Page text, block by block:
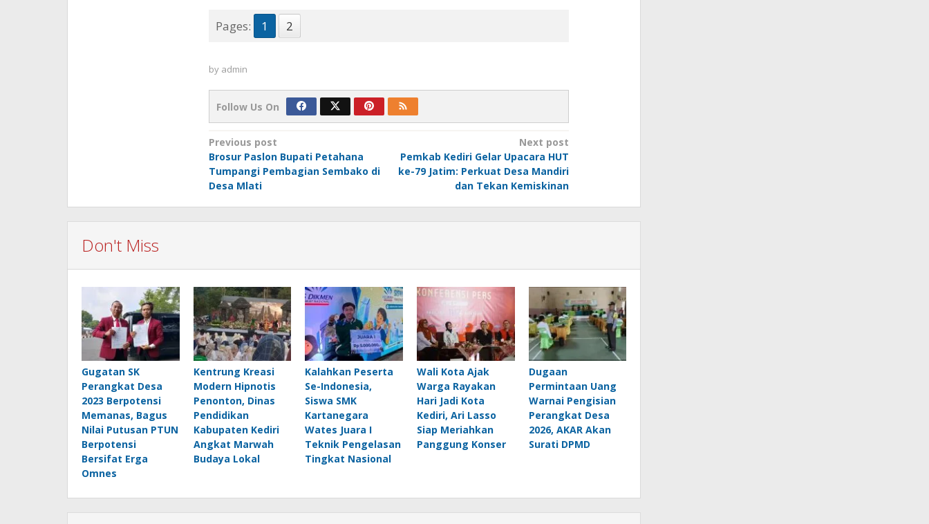
Pages: 1 2
by admin
Follow Us On
Post
navigation
Previous post
Brosur Paslon Bupati Petahana
Tumpangi Pembagian Sembako di
Desa Mlati
Next post
Pemkab Kediri Gelar Upacara HUT
ke-79 Jatim: Perkuat Desa Mandiri
dan Tekan Kemiskinan
Don't Miss
Gugatan SK
Perangkat Desa
2023 Berpotensi
Memanas, Bagus
Nilai Putusan PTUN
Berpotensi
Bersifat Erga
Omnes
Kentrung Kreasi
Modern Hipnotis
Penonton, Dinas
Pendidikan
Kabupaten Kediri
Angkat Marwah
Budaya Lokal
Kalahkan Peserta
Se-Indonesia,
Siswa SMK
Kartanegara
Wates Juara I
Teknik Pengelasan
Tingkat Nasional
Wali Kota Ajak
Warga Rayakan
Hari Jadi Kota
Kediri, Ari Lasso
Siap Meriahkan
Panggung Konser
Dugaan
Permintaan Uang
Warnai Pengisian
Perangkat Desa
2026, AKAR Akan
Surati DPMD